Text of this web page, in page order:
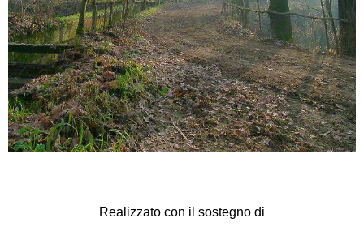
Realizzato con il sostegno di